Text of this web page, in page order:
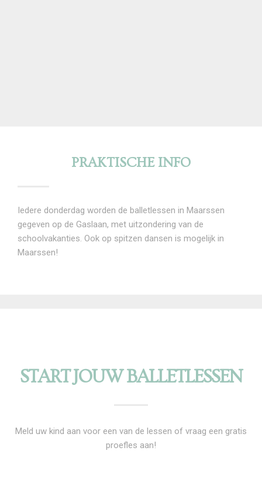
PRAKTISCHE INFO
Iedere donderdag worden de balletlessen in Maarssen
gegeven op de Gaslaan, met uitzondering van de
schoolvakanties. Ook op spitzen dansen is mogelijk in
Maarssen!
START JOUW BALLETLESSEN
Meld uw kind aan voor een van de lessen of vraag een gratis
proefles aan!